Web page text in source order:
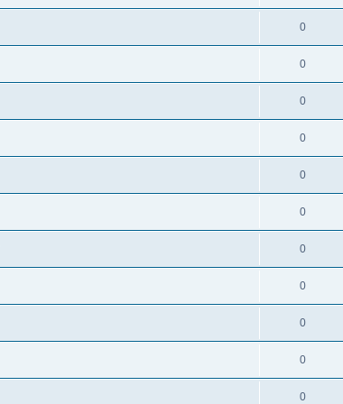
0
0
0
0
0
0
0
0
0
0
0